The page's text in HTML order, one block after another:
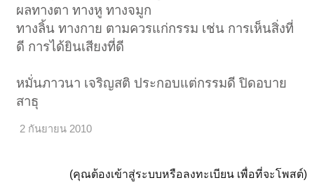
ผลทางตา ทางหู ทางจมูก
ทางลิ้น ทางกาย ตามควรแก่กรรม เช่น การเห็นสิ่งที่
ดี การได้ยินเสียงที่ดี
หมั่นภาวนา เจริญสติ ประกอบแต่กรรมดี ปิดอบาย
สาธุ
2 กันยายน 2010
(คุณต้องเข้าสู่ระบบหรือลงทะเบียน เพื่อที่จะโพสต์)